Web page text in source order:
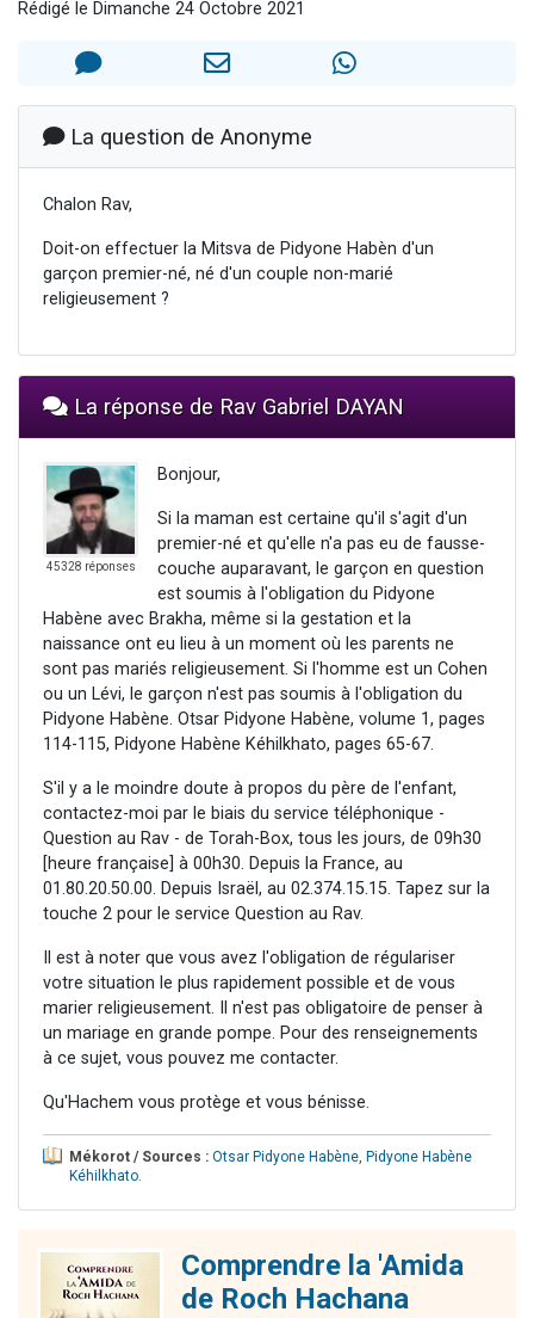
Ariel vient de donner son Maasser
Il reste 49 places pour étudier en groupe sur Zoom
6 personnes viennent de faire un don pour 5 enfants déjà orphelins risquent de perdre leur maman
3 personnes viennent de nous rejoindre sur WhatsApp
Rédigé le Dimanche 24 Octobre 2021
La question de Anonyme
Chalon Rav,
Doit-on effectuer la Mitsva de Pidyone Habèn d'un
garçon premier-né, né d'un couple non-marié
religieusement ?
La réponse de Rav Gabriel DAYAN
45328 réponses
Bonjour,
Si la maman est certaine qu'il s'agit d'un
premier-né et qu'elle n'a pas eu de fausse-
couche auparavant, le garçon en question
est soumis à l'obligation du Pidyone
Habène avec Brakha, même si la gestation et la
naissance ont eu lieu à un moment où les parents ne
sont pas mariés religieusement. Si l'homme est un Cohen
ou un Lévi, le garçon n'est pas soumis à l'obligation du
Pidyone Habène. Otsar Pidyone Habène, volume 1, pages
114-115, Pidyone Habène Kéhilkhato, pages 65-67.
S'il y a le moindre doute à propos du père de l'enfant,
contactez-moi par le biais du service téléphonique -
Question au Rav - de Torah-Box, tous les jours, de 09h30
[heure française] à 00h30. Depuis la France, au
01.80.20.50.00. Depuis Israël, au 02.374.15.15. Tapez sur la
touche 2 pour le service Question au Rav.
Il est à noter que vous avez l'obligation de régulariser
votre situation le plus rapidement possible et de vous
marier religieusement. Il n'est pas obligatoire de penser à
un mariage en grande pompe. Pour des renseignements
à ce sujet, vous pouvez me contacter.
Qu'Hachem vous protège et vous bénisse.
Mékorot / Sources : Otsar Pidyone Habène, Pidyone Habène
Kéhilkhato.
Comprendre la 'Amida
de Roch Hachana